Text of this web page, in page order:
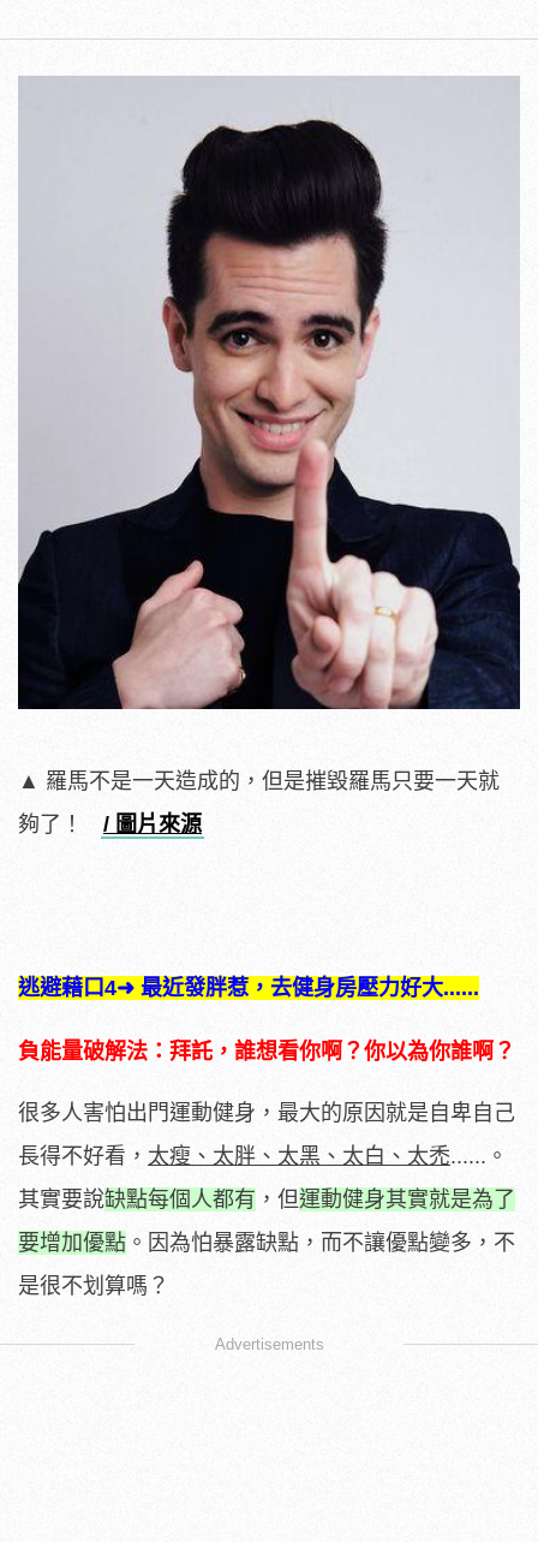
▲ 羅馬不是一天造成的，但是摧毀羅馬只要一天就
夠了！ / 圖片來源
逃避藉口4➜ 最近發胖惹，去健身房壓力好大......
負能量破解法：拜託， 誰想看你啊？ 你以為你誰啊？
很多人害怕出門運動健身，最大的原因就是自卑自己
長得不好看， 太瘦、太胖、太黑、太白、太禿......。
其實要說缺點每個人都有 ，但運動健身其實就是為了
要增加優點 。因為怕暴露缺點，而不讓優點變多，不
是很不划算嗎？
Advertisements